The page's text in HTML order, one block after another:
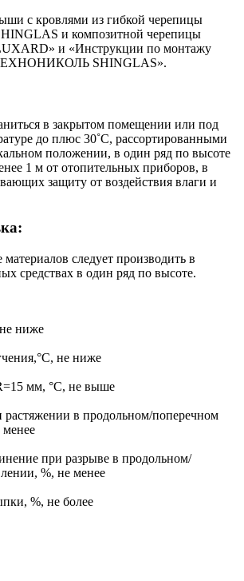
с кровлями из гибкой черепицы
и композитной черепицы
и «Инструкции по монтажу
SHINGLAS».
в закрытом помещении или под
до плюс 30˚С, рассортированными
положении, в один ряд по высоте
1 м от отопительных приборов, в
защиту от воздействия влаги и
следует производить в
средствах в один ряд по высоте.
ниже
не ниже
мм, °С, не выше
растяжении в продольном/поперечном
при разрыве в продольном/
%, не менее
%, не более